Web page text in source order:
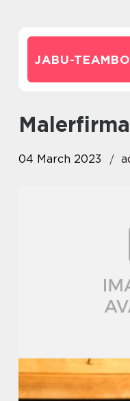
JABU-
04 March 2023